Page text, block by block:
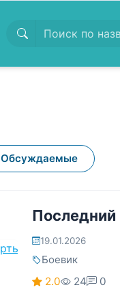
Обсуждаемые
19.01.2026
Боевик
2.0
24 0